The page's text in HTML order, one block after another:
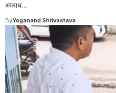
अपराध…
ByYoganand Shrivastava